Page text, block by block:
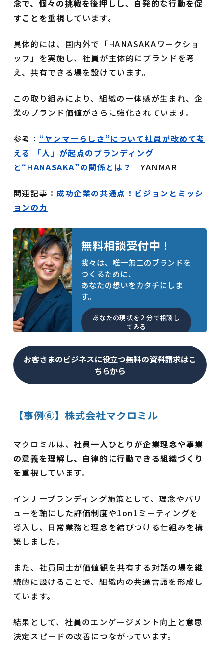
念で、個々の挑戦を後押しし、自発的な行動を促
すことを重視 しています。
具体的には、国内外で「HANASAKAワークショ
ップ」を実施し、社員が主体的にブランドを考
え、共有できる場を設けています。
この取り組みにより、組織の一体感が生まれ、企
業のブランド価値がさらに強化されています。
参考： “ヤンマーらしさ”について社員が改めて考
える 「人」が起点のブランディング
と“HANASAKA”の関係とは？ ｜YANMAR
関連記事： 成功企業の共通点！ビジョンとミッシ
ョンの力
無料相談受付中！
我々は、唯一無二のブランドを
つくるために、
あなたの想いをカタチにしま
す。
あなたの現状を２分で相談し
てみる
お客さまのビジネスに役立つ無料の資料請求はこ
ちらから
【事例⑥】株式会社マクロミル
マクロミルは、社員一人ひとりが企業理念や事業
の意義を理解し、自律的に行動できる組織づくり
を重視 しています。
インナーブランディング施策として、理念やバリ
ューを軸にした評価制度や1on1ミーティングを
導入し、日常業務と理念を結びつける仕組みを構
築しました。
また、社員同士が価値観を共有する対話の場を継
続的に設けることで、組織内の共通言語を形成し
ています。
結果として、社員のエンゲージメント向上と意思
決定スピードの改善につながっています。